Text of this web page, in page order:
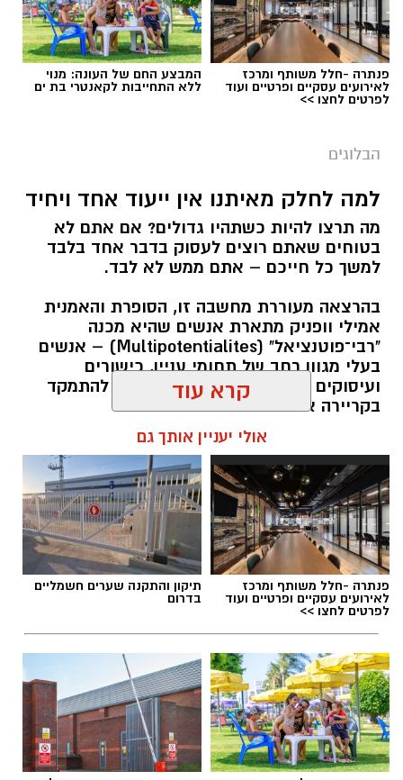
פנתרה -חלל משותף ומרכז
לאירועים עסקיים ופרטיים ועוד
לפרטים לחצו >>
המבצע החם של העונה: מנוי
ללא התחייבות לקאנטרי בת ים
הבלוגים
למה לחלק מאיתנו אין ייעוד אחד ויחיד
מה תרצו להיות כשתהיו גדולים? אם אתם לא
בטוחים שאתם רוצים לעסוק בדבר אחד בלבד
למשך כל חייכם – אתם ממש לא לבד.
בהרצאה מעוררת מחשבה זו, הסופרת והאמנית
אמילי וופניק מתארת אנשים שהיא מכנה
"רבי־פוטנציאל" (Multipotentialites) – אנשים
בעלי מגוון רחב של תחומי עניין, כישורים
ועיסוקים שונים לאורך חייהם, במקום להתמקד
בקריירה אחת בלבד.
האם גם אתם כאלה?
אלדה נתנאל / 09:20 07.08.26
קרא עוד
אולי יעניין אותך גם
פנתרה -חלל משותף ומרכז
לאירועים עסקיים ופרטיים ועוד
לפרטים לחצו >>
תיקון והתקנה שערים חשמליים
בדרום